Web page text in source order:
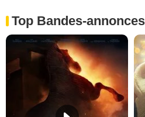
Top Bandes-annonces